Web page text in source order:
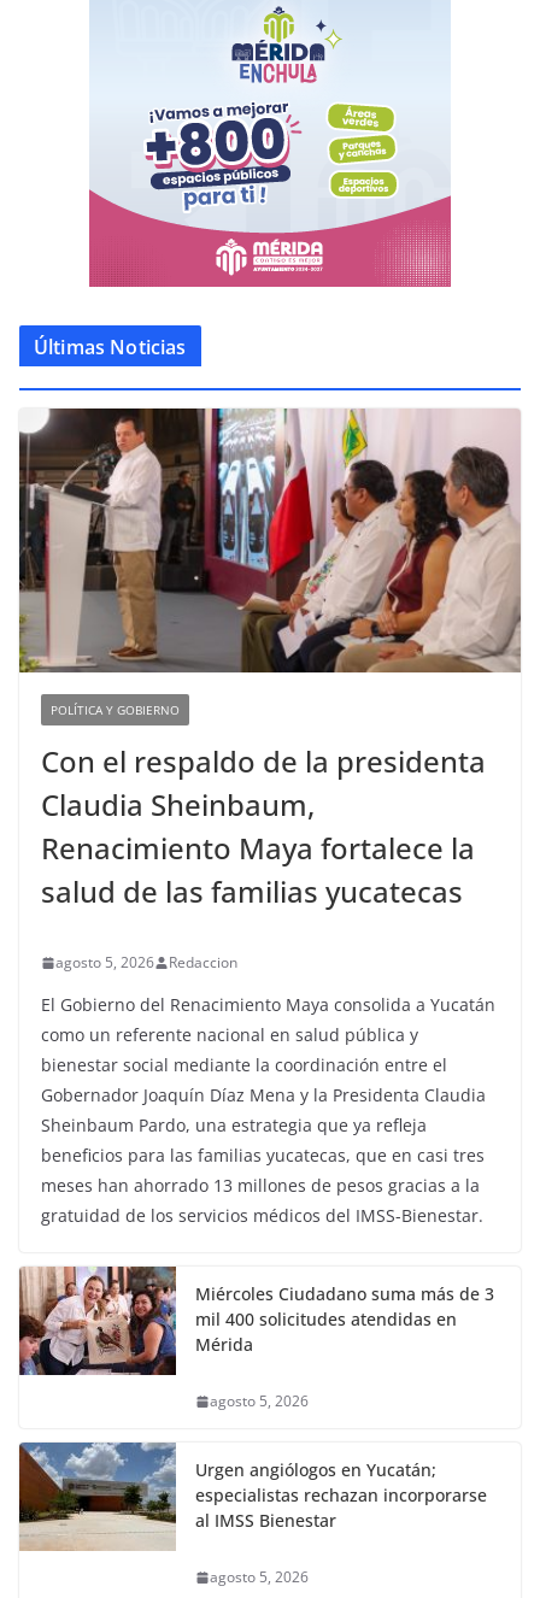
Últimas Noticias
POLÍTICA Y GOBIERNO
Con el respaldo de la presidenta
Claudia Sheinbaum,
Renacimiento Maya fortalece la
salud de las familias yucatecas
agosto 5, 2026 Redaccion
El Gobierno del Renacimiento Maya consolida a Yucatán
como un referente nacional en salud pública y
bienestar social mediante la coordinación entre el
Gobernador Joaquín Díaz Mena y la Presidenta Claudia
Sheinbaum Pardo, una estrategia que ya refleja
beneficios para las familias yucatecas, que en casi tres
meses han ahorrado 13 millones de pesos gracias a la
gratuidad de los servicios médicos del IMSS-Bienestar.
Miércoles Ciudadano suma más de 3
mil 400 solicitudes atendidas en
Mérida
agosto 5, 2026
Urgen angiólogos en Yucatán;
especialistas rechazan incorporarse
al IMSS Bienestar
agosto 5, 2026